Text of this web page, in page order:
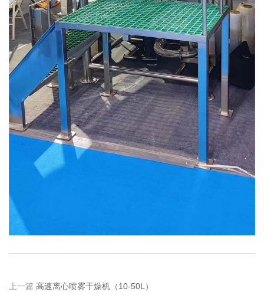
上一篇 高速离心喷雾干燥机（10-50L）